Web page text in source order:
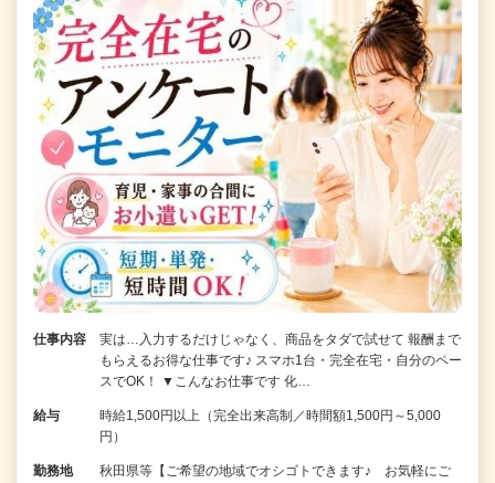
仕事内容
実は…入力するだけじゃなく、商品をタダで試せて 報酬まで
もらえるお得な仕事です♪ スマホ1台・完全在宅・自分のペー
スでOK！ ▼こんなお仕事です 化…
給与
時給1,500円以上（完全出来高制／時間額1,500円～5,000
円）
勤務地
秋田県等【ご希望の地域でオシゴトできます♪ お気軽にご